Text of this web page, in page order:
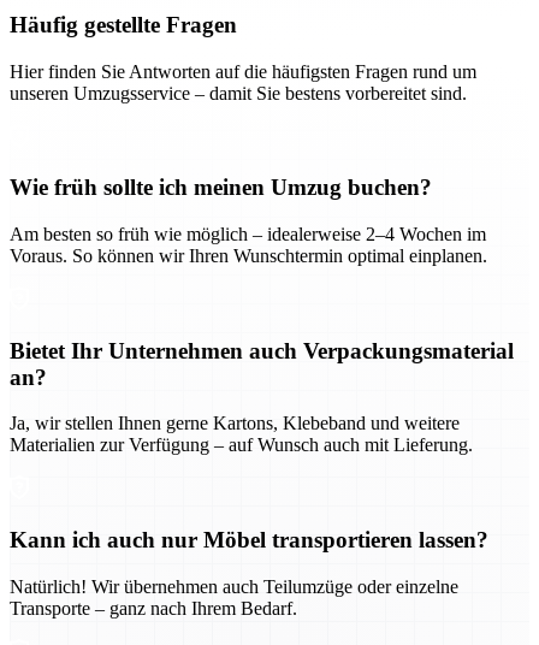
Häufig gestellte Fragen
Hier finden Sie Antworten auf die häufigsten Fragen rund um
unseren Umzugsservice – damit Sie bestens vorbereitet sind.
Wie früh sollte ich meinen Umzug buchen?
Am besten so früh wie möglich – idealerweise 2–4 Wochen im
Voraus. So können wir Ihren Wunschtermin optimal einplanen.
Bietet Ihr Unternehmen auch Verpackungsmaterial
an?
Ja, wir stellen Ihnen gerne Kartons, Klebeband und weitere
Materialien zur Verfügung – auf Wunsch auch mit Lieferung.
Kann ich auch nur Möbel transportieren lassen?
Natürlich! Wir übernehmen auch Teilumzüge oder einzelne
Transporte – ganz nach Ihrem Bedarf.